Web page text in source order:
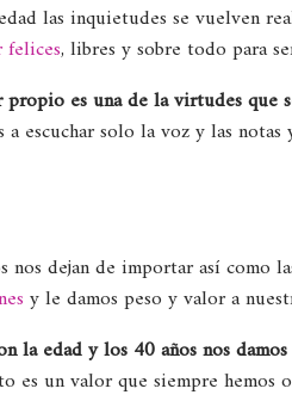
las inquietudes se vuelven
felices, libres y sobre todo para
es una de la virtudes que
a escuchar solo la voz y las
nos dejan de importar así como
y le damos peso y valor a
la edad y los 40 años nos
es un valor que siempre hemos